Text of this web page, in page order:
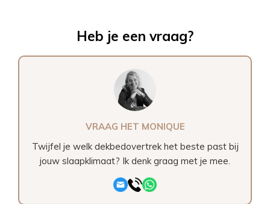
Heb je een vraag?
VRAAG HET MONIQUE
Twijfel je welk dekbedovertrek het beste past bij
jouw slaapklimaat? Ik denk graag met je mee.